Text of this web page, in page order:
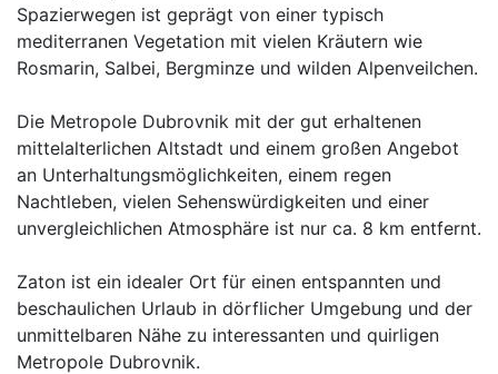
Spazierwegen ist geprägt von einer typisch
mediterranen Vegetation mit vielen Kräutern wie
Rosmarin, Salbei, Bergminze und wilden Alpenveilchen.
Die Metropole Dubrovnik mit der gut erhaltenen
mittelalterlichen Altstadt und einem großen Angebot
an Unterhaltungsmöglichkeiten, einem regen
Nachtleben, vielen Sehenswürdigkeiten und einer
unvergleichlichen Atmosphäre ist nur ca. 8 km entfernt.
Zaton ist ein idealer Ort für einen entspannten und
beschaulichen Urlaub in dörflicher Umgebung und der
unmittelbaren Nähe zu interessanten und quirligen
Metropole Dubrovnik.